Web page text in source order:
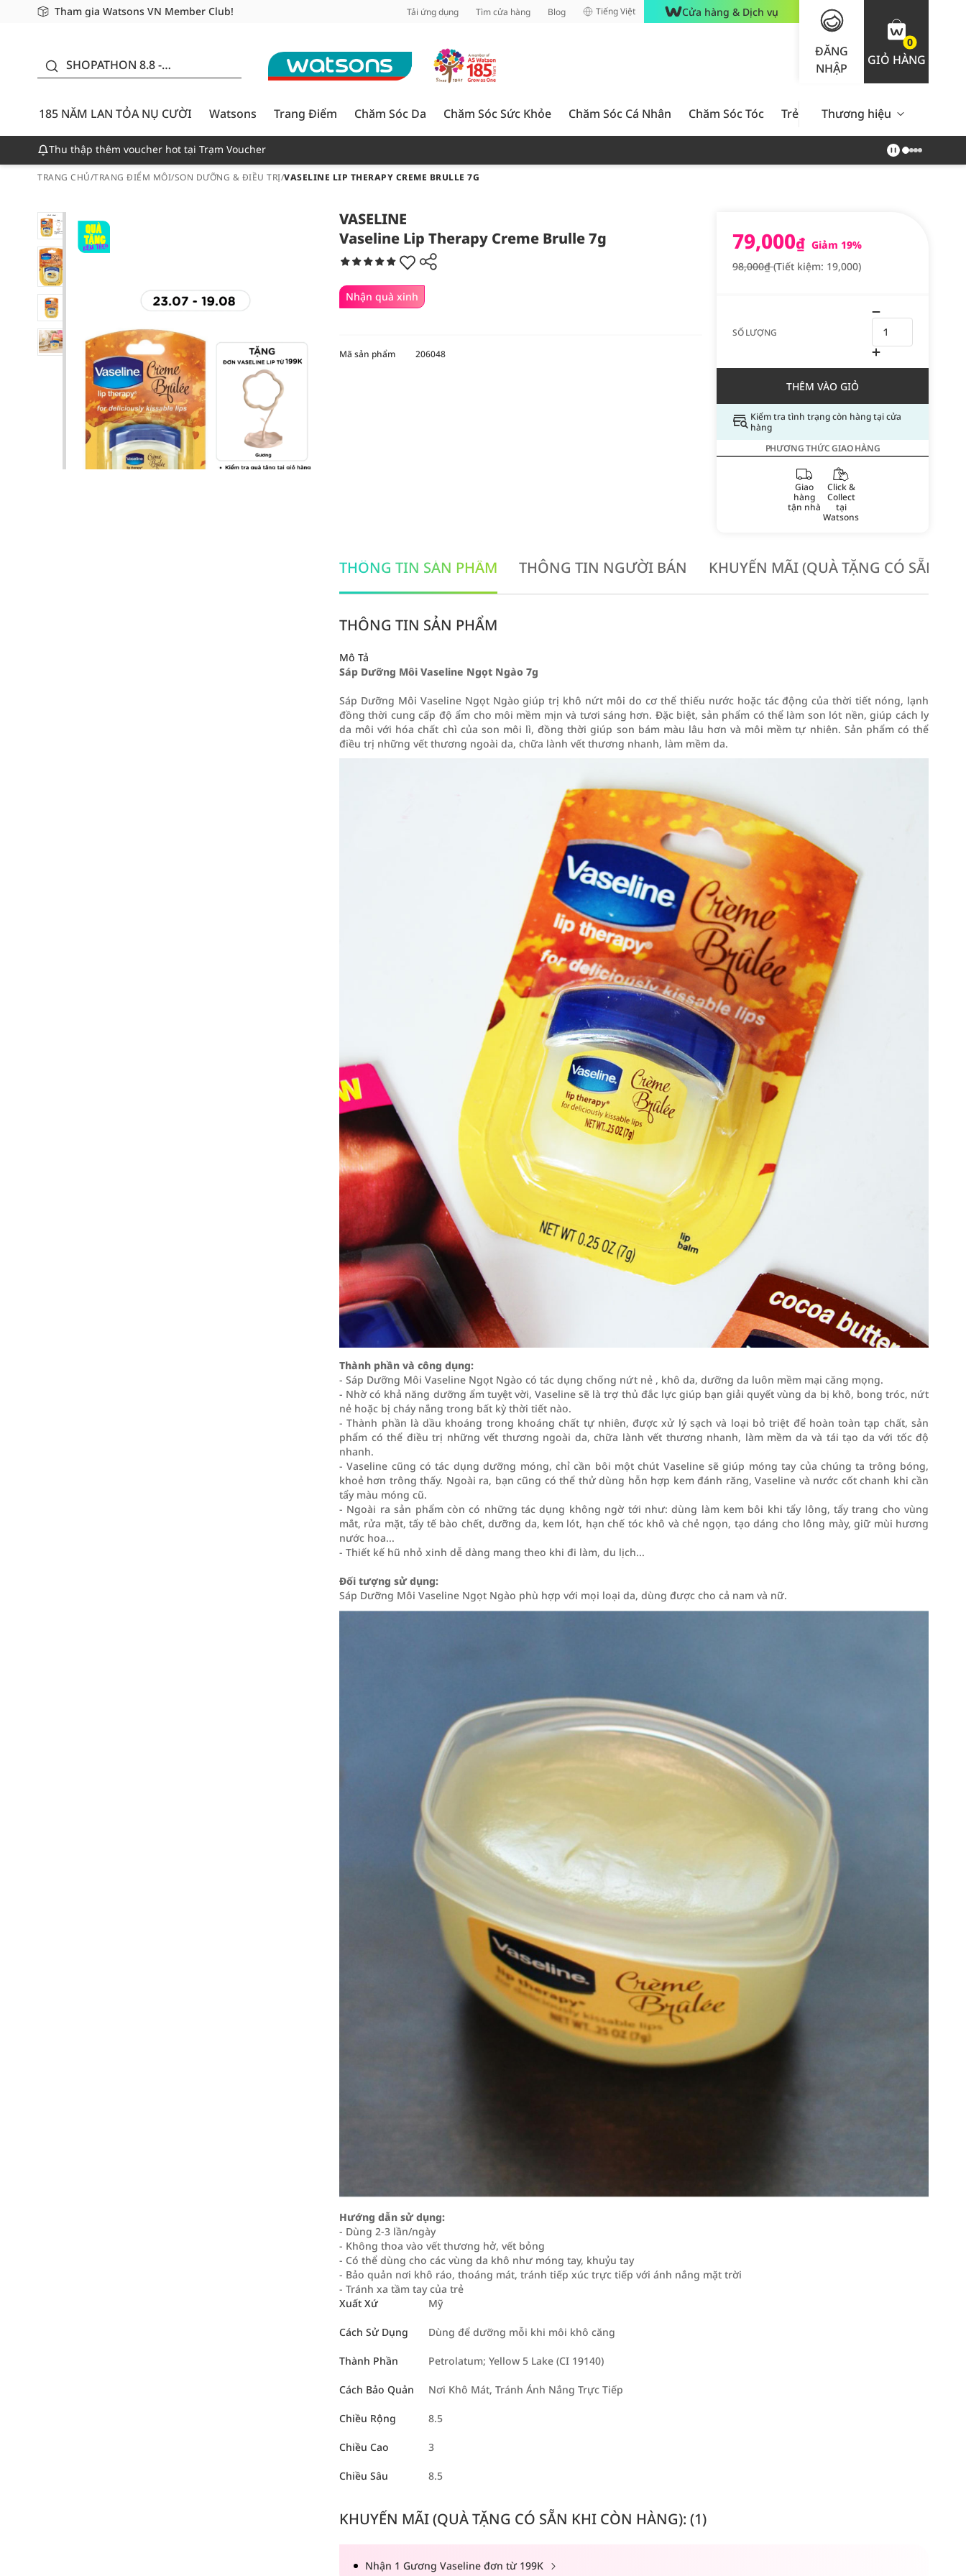
Tham gia Watsons VN Member Club!
Miễn phí giao hàng cho đơn hàng từ 249,000Đ
Giao hàng nhanh 24h - Áp dụng khu vực TP. Hồ Chí Minh Tải ứng dụng Tìm cửa hàng Blog Tiếng Việt Cửa hàng & Dịch vụ
ĐĂNG
NHẬP
0
GIỎ HÀNG
SHOPATHON 8.8 -
CƯỜI - GIẢM ĐẾN
50%
185 NĂM LAN TỎA NỤ CƯỜI
Watsons Trang Điểm Chăm Sóc Da Chăm Sóc Sức Khỏe Chăm Sóc Cá Nhân Chăm Sóc Tóc Trẻ Em Nam Giới Chăm Sóc
Thương hiệu
Thu thập thêm voucher hot tại Trạm Voucher
TRANG CHỦ/TRANG ĐIỂM MÔI/SON DƯỠNG & ĐIỀU TRỊ/VASELINE LIP THERAPY CREME BRULLE 7G
VASELINE
Vaseline Lip Therapy Creme Brulle 7g
Nhận quà xinh
79,000₫ Giảm 19%
98,000₫(Tiết kiệm: 19,000)
SỐ LƯỢNG
THÊM VÀO GIỎ
Kiểm tra tình trạng còn hàng tại cửa
hàng
PHƯƠNG THỨC GIAO HÀNG
Giao
hàng
tận nhà
Click &
Collect
tại
Watsons
Mã sản phẩm 206048
THÔNG TIN SẢN PHẨM THÔNG TIN NGƯỜI BÁN KHUYẾN MÃI (QUÀ TẶNG CÓ SẴN
THÔNG TIN SẢN PHẨM
Mô Tả
Sáp Dưỡng Môi Vaseline Ngọt Ngào 7g
Sáp Dưỡng Môi Vaseline Ngọt Ngào giúp trị khô nứt môi do cơ thể thiếu nước hoặc tác động của thời tiết nóng, lạnh
đồng thời cung cấp độ ẩm cho môi mềm mịn và tươi sáng hơn. Đặc biệt, sản phẩm có thể làm son lót nền, giúp cách ly
da môi với hóa chất chì của son môi lì, đồng thời giúp son bám màu lâu hơn và môi mềm tự nhiên. Sản phẩm có thể
điều trị những vết thương ngoài da, chữa lành vết thương nhanh, làm mềm da.
Thành phần và công dụng:
- Sáp Dưỡng Môi Vaseline Ngọt Ngào có tác dụng chống nứt nẻ , khô da, dưỡng da luôn mềm mại căng mọng.
- Nhờ có khả năng dưỡng ẩm tuyệt vời, Vaseline sẽ là trợ thủ đắc lực giúp bạn giải quyết vùng da bị khô, bong tróc, nứt
nẻ hoặc bị cháy nắng trong bất kỳ thời tiết nào.
- Thành phần là dầu khoáng trong khoáng chất tự nhiên, được xử lý sạch và loại bỏ triệt để hoàn toàn tạp chất, sản
phẩm có thể điều trị những vết thương ngoài da, chữa lành vết thương nhanh, làm mềm da và tái tạo da với tốc độ
nhanh.
- Vaseline cũng có tác dụng dưỡng móng, chỉ cần bôi một chút Vaseline sẽ giúp móng tay của chúng ta trông bóng,
khoẻ hơn trông thấy. Ngoài ra, bạn cũng có thể thử dùng hỗn hợp kem đánh răng, Vaseline và nước cốt chanh khi cần
tẩy màu móng cũ.
- Ngoài ra sản phẩm còn có những tác dụng không ngờ tới như: dùng làm kem bôi khi tẩy lông, tẩy trang cho vùng
mắt, rửa mặt, tẩy tế bào chết, dưỡng da, kem lót, hạn chế tóc khô và chẻ ngọn, tạo dáng cho lông mày, giữ mùi hương
nước hoa...
- Thiết kế hũ nhỏ xinh dễ dàng mang theo khi đi làm, du lịch...
Đối tượng sử dụng:
Sáp Dưỡng Môi Vaseline Ngọt Ngào phù hợp với mọi loại da, dùng được cho cả nam và nữ.
Hướng dẫn sử dụng:
- Dùng 2-3 lần/ngày
- Không thoa vào vết thương hở, vết bỏng
- Có thể dùng cho các vùng da khô như móng tay, khuỷu tay
- Bảo quản nơi khô ráo, thoáng mát, tránh tiếp xúc trực tiếp với ánh nắng mặt trời
- Tránh xa tầm tay của trẻ
Xuất Xứ
Mỹ
Cách Sử Dụng Dùng để dưỡng mỗi khi môi khô căng
Thành Phần Petrolatum; Yellow 5 Lake (CI 19140)
Cách Bảo Quản Nơi Khô Mát, Tránh Ánh Nắng Trực Tiếp
Chiều Rộng 8.5
Chiều Cao 3
Chiều Sâu 8.5
KHUYẾN MÃI (QUÀ TẶNG CÓ SẴN KHI CÒN HÀNG): (1)
Nhận 1 Gương Vaseline đơn từ 199K